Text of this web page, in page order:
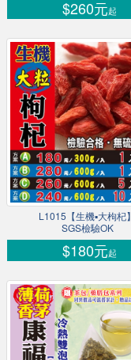
$260元起
L1015【生機▪大枸杞】
SGS檢驗OK
$180元起